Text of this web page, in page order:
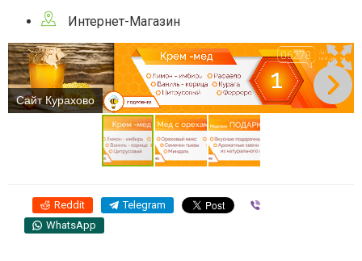
Интернет-Магазин
Сайт Курахово
Reddit Telegram
WhatsApp